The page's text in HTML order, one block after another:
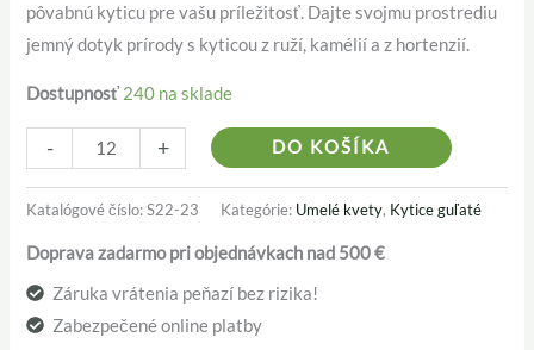
pôvabnú kyticu pre vašu príležitosť. Dajte svojmu prostrediu
jemný dotyk prírody s kyticou z ruží, kamélií a z hortenzií.
Dostupnosť 240 na sklade
- + DO KOŠÍKA
Katalógové číslo:S22-23 Kategórie: Umelé kvety, Kytice guľaté
Doprava zadarmo pri objednávkach nad 500 €
Záruka vrátenia peňazí bez rizika!
Zabezpečené online platby